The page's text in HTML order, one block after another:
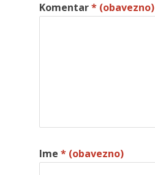
Komentar* (obavezno)
Ime * (obavezno)